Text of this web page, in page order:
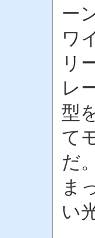
ー
ワ
リ
レ
型
て
だ。
ま
い